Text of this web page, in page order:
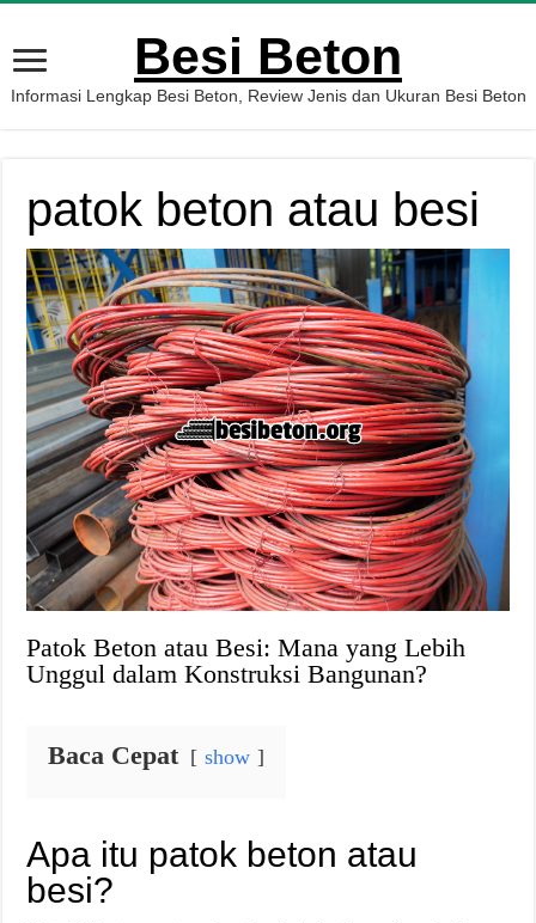
Besi Beton
Informasi Lengkap Besi Beton, Review Jenis dan Ukuran Besi Beton
patok beton atau besi
Patok Beton atau Besi: Mana yang Lebih
Unggul dalam Konstruksi Bangunan?
Baca Cepat show
Apa itu patok beton atau
besi?